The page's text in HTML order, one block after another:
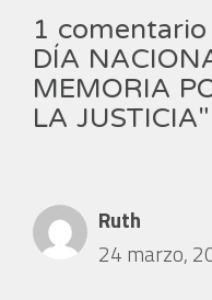
1
DÍA
MEMORIA
LA JUSTICIA"
Ruth
24 marzo,